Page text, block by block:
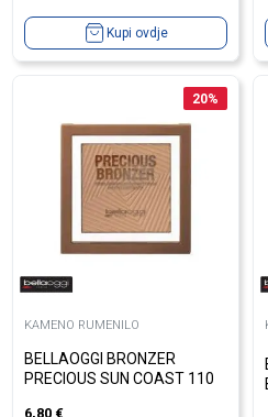
Kupi ovdje
20%
KAMENO RUMENILO
BELLAOGGI BRONZER
PRECIOUS SUN COAST 110
6,80 €